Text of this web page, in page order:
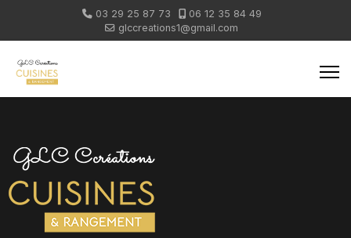
03 29 25 87 73
06 12 35 84 49
glccreations1@gmail.com